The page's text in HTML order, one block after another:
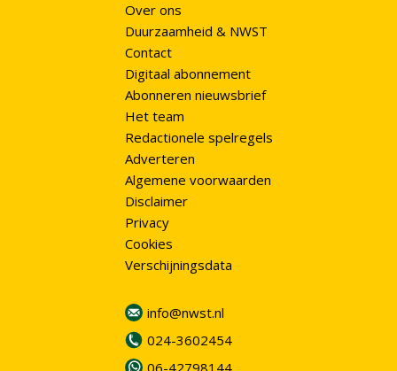
Over ons
Duurzaamheid & NWST
Contact
Digitaal abonnement
Abonneren nieuwsbrief
Het team
Redactionele spelregels
Adverteren
Algemene voorwaarden
Disclaimer
Privacy
Cookies
Verschijningsdata
info@nwst.nl
024-3602454